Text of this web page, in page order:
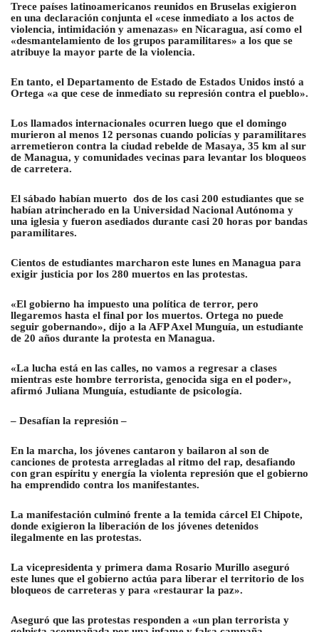
Trece países latinoamericanos reunidos en Bruselas exigieron
en una declaración conjunta el «cese inmediato a los actos de
violencia, intimidación y amenazas» en Nicaragua, así como el
«desmantelamiento de los grupos paramilitares» a los que se
atribuye la mayor parte de la violencia.
En tanto, el Departamento de Estado de Estados Unidos instó a
Ortega «a que cese de inmediato su represión contra el pueblo».
Los llamados internacionales ocurren luego que el domingo
murieron al menos 12 personas cuando policías y paramilitares
arremetieron contra la ciudad rebelde de Masaya, 35 km al sur
de Managua, y comunidades vecinas para levantar los bloqueos
de carretera.
El sábado habían muerto dos de los casi 200 estudiantes que se
habían atrincherado en la Universidad Nacional Autónoma y
una iglesia y fueron asediados durante casi 20 horas por bandas
paramilitares.
Cientos de estudiantes marcharon este lunes en Managua para
exigir justicia por los 280 muertos en las protestas.
«El gobierno ha impuesto una política de terror, pero
llegaremos hasta el final por los muertos. Ortega no puede
seguir gobernando», dijo a la AFP Axel Munguía, un estudiante
de 20 años durante la protesta en Managua.
«La lucha está en las calles, no vamos a regresar a clases
mientras este hombre terrorista, genocida siga en el poder»,
afirmó Juliana Munguía, estudiante de psicología.
– Desafían la represión –
En la marcha, los jóvenes cantaron y bailaron al son de
canciones de protesta arregladas al ritmo del rap, desafiando
con gran espíritu y energía la violenta represión que el gobierno
ha emprendido contra los manifestantes.
La manifestación culminó frente a la temida cárcel El Chipote,
donde exigieron la liberación de los jóvenes detenidos
ilegalmente en las protestas.
La vicepresidenta y primera dama Rosario Murillo aseguró
este lunes que el gobierno actúa para liberar el territorio de los
bloqueos de carreteras y para «restaurar la paz».
Aseguró que las protestas responden a «un plan terrorista y